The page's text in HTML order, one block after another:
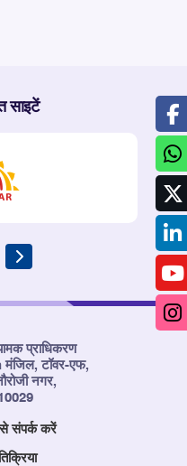
साइटें
प्राधिकरण
टॉवर-एफ,
नगर,
संपर्क करें